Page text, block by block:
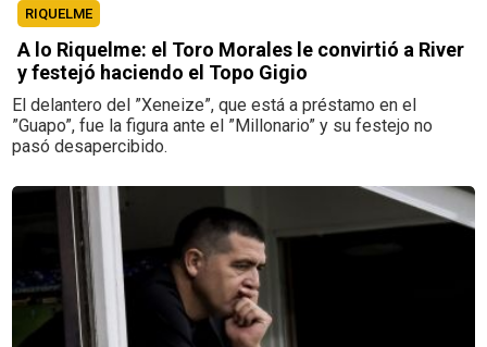
RIQUELME
A lo Riquelme: el Toro Morales le convirtió a River
y festejó haciendo el Topo Gigio
El delantero del ”Xeneize”, que está a préstamo en el
”Guapo”, fue la figura ante el ”Millonario” y su festejo no
pasó desapercibido.